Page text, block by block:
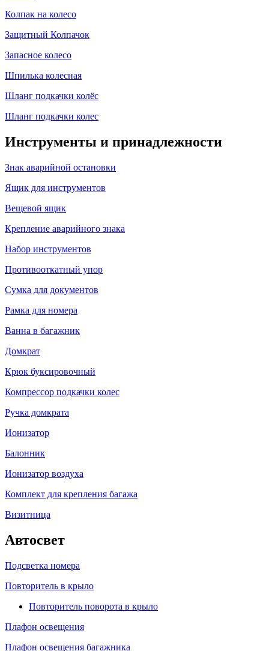
Колпак на колесо
Защитный Колпачок
Запасное колесо
Шпилька колесная
Шланг подкачки колёс
Шланг подкачки колес
Инструменты и принадлежности
Знак аварийной остановки
Ящик для инструментов
Вещевой ящик
Крепление аварийного знака
Набор инструментов
Противооткатный упор
Сумка для документов
Рамка для номера
Ванна в багажник
Домкрат
Крюк буксировочный
Компрессор подкачки колес
Ручка домкрата
Ионизатор
Балонник
Ионизатор воздуха
Комплект для крепления багажа
Визитница
Автосвет
Подсветка номера
Повторитель в крыло
Повторитель поворота в крыло
Плафон освещения
Плафон освещения багажника